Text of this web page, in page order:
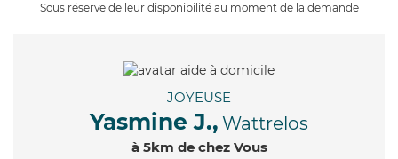
Sous réserve de leur disponibilité au moment de la demande
JOYEUSE
Yasmine J., Wattrelos
à 5km de chez Vous